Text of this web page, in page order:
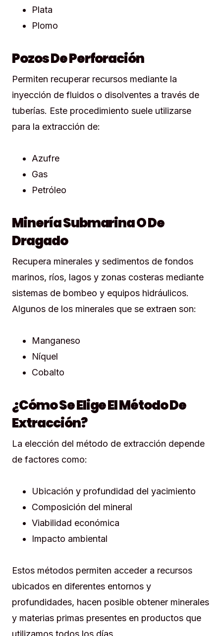
Plata
Plomo
Pozos De Perforación
Permiten recuperar recursos mediante la
inyección de fluidos o disolventes a través de
tuberías. Este procedimiento suele utilizarse
para la extracción de:
Azufre
Gas
Petróleo
Minería Submarina O De
Dragado
Recupera minerales y sedimentos de fondos
marinos, ríos, lagos y zonas costeras mediante
sistemas de bombeo y equipos hidráulicos.
Algunos de los minerales que se extraen son:
Manganeso
Níquel
Cobalto
¿Cómo Se Elige El Método De
Extracción?
La elección del método de extracción depende
de factores como:
Ubicación y profundidad del yacimiento
Composición del mineral
Viabilidad económica
Impacto ambiental
Estos métodos permiten acceder a recursos
ubicados en diferentes entornos y
profundidades, hacen posible obtener minerales
y materias primas presentes en productos que
utilizamos todos los días.